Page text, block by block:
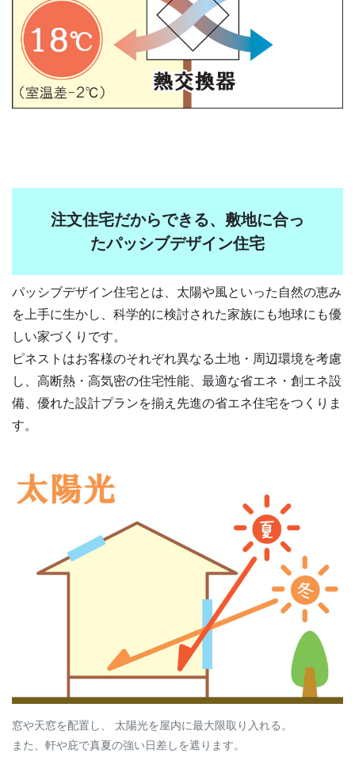
注文住宅だからできる、敷地に合っ
たパッシブデザイン住宅
パッシブデザイン住宅とは、太陽や風といった自然の恵み
を上手に生かし、科学的に検討された家族にも地球にも優
しい家づくりです。
ピネストはお客様のそれぞれ異なる土地・周辺環境を考慮
し、高断熱・高気密の住宅性能、最適な省エネ・創エネ設
備、優れた設計プランを揃え先進の省エネ住宅をつくりま
す。
窓や天窓を配置し、 太陽光を屋内に最大限取り入れる。
また、軒や庇で真夏の強い日差しを遮ります。